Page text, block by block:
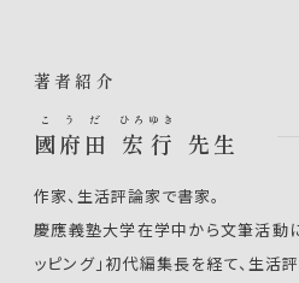
著者紹介
國府田
こうだ
宏行
ひろゆき
先生
作家、生活評論家で書家。
慶應義塾大学在学中から文筆活動
ッピング」初代編集長を経て、生活